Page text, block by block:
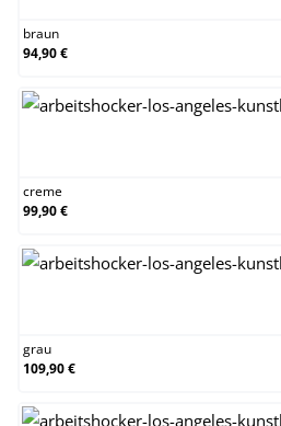
braun
94,90 €
creme
99,90 €
grau
109,90 €